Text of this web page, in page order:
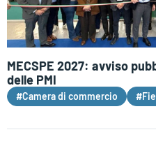
MECSPE 2027: avviso
delle PMI
#Camera di commercio